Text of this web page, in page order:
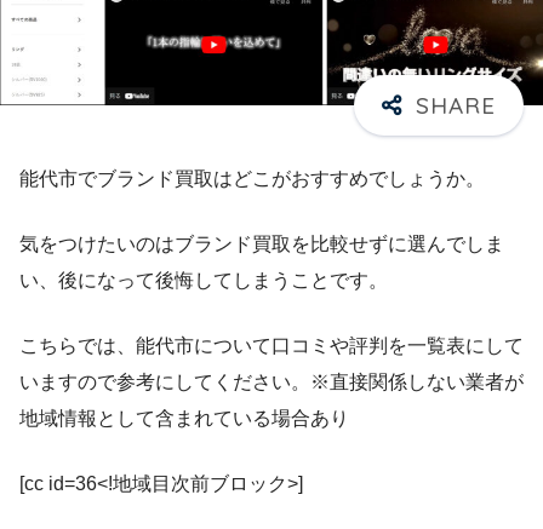
能代市でブランド買取はどこがおすすめでしょうか。
気をつけたいのはブランド買取を比較せずに選んでしま
い、後になって後悔してしまうことです。
こちらでは、能代市について口コミや評判を一覧表にして
いますので参考にしてください。※直接関係しない業者が
地域情報として含まれている場合あり
[cc id=36<!地域目次前ブロック>]